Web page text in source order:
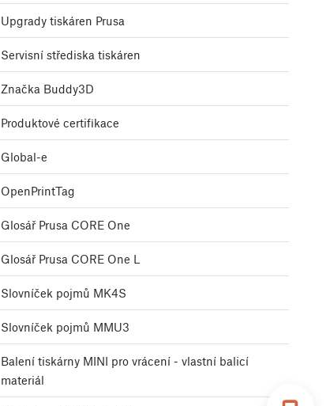
Upgrady tiskáren Prusa
Servisní střediska tiskáren
Značka Buddy3D
Produktové certifikace
Global-e
OpenPrintTag
Glosář Prusa CORE One
Glosář Prusa CORE One L
Slovníček pojmů MK4S
Slovníček pojmů MMU3
Balení tiskárny MINI pro vrácení - vlastní balicí
materiál